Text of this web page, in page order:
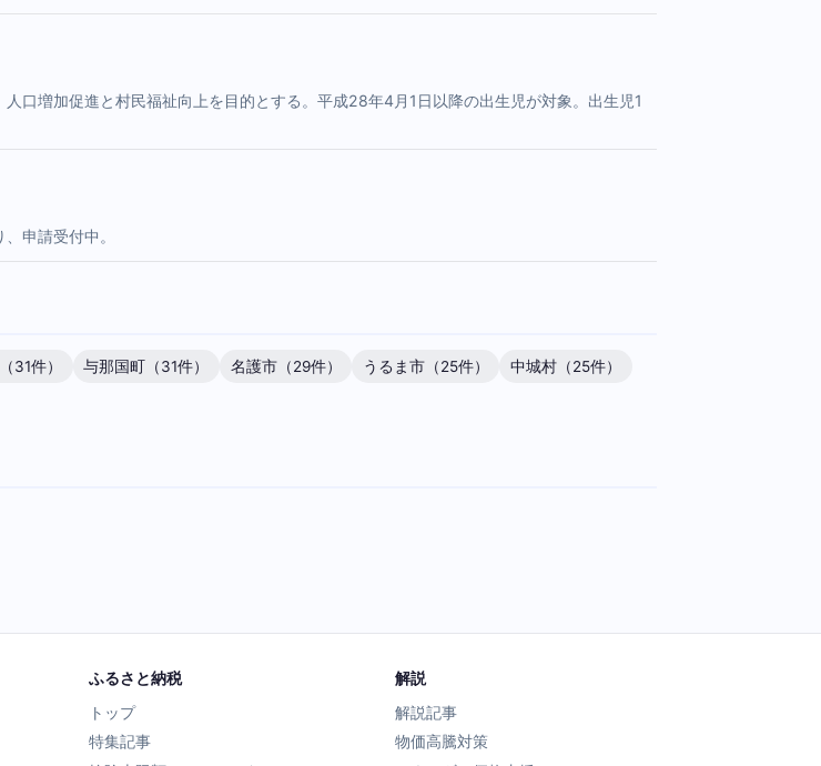
口増加促進と村民福祉向上を目的とする。平成28年4月1日以降の出生児が対象。出生児1
申請受付中。
31件） 与那国町（31件） 名護市（29件） うるま市（25件）
中城村（25件）
ふるさと納税
トップ
特集記事
解説
解説記事
物価高騰対策